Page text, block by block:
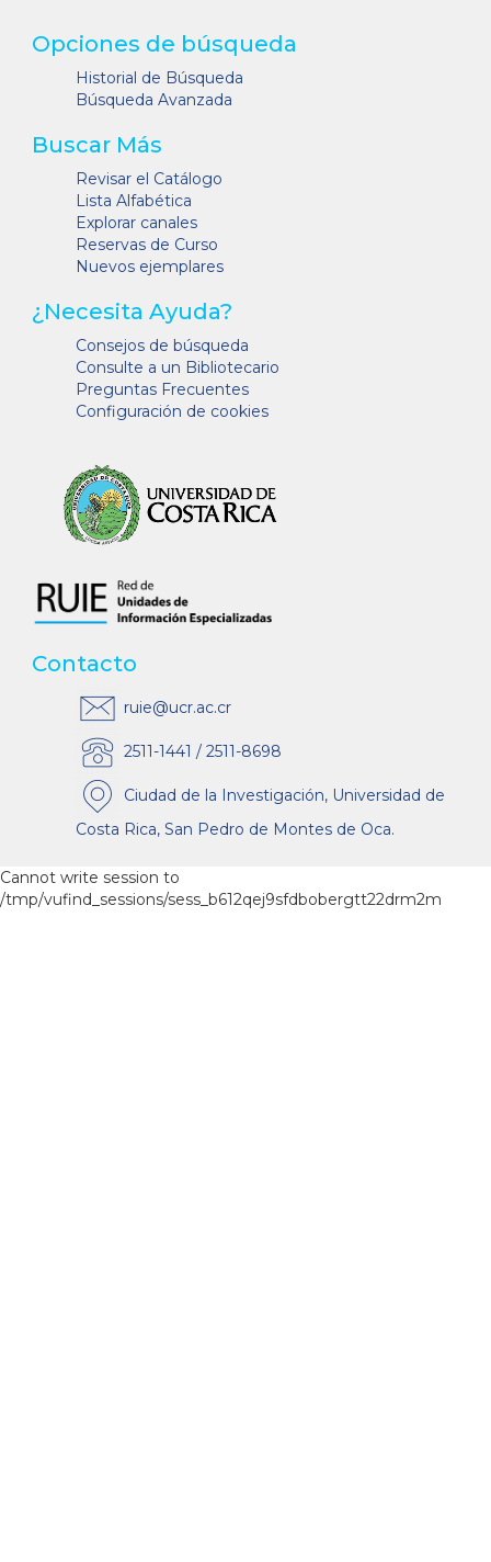
Opciones de búsqueda
Historial de Búsqueda
Búsqueda Avanzada
Buscar Más
Revisar el Catálogo
Lista Alfabética
Explorar canales
Reservas de Curso
Nuevos ejemplares
¿Necesita Ayuda?
Consejos de búsqueda
Consulte a un Bibliotecario
Preguntas Frecuentes
Configuración de cookies
Contacto
ruie@ucr.ac.cr
2511-1441 / 2511-8698
Ciudad de la Investigación, Universidad de
Costa Rica, San Pedro de Montes de Oca.
Cannot write session to
/tmp/vufind_sessions/sess_b612qej9sfdbobergtt22drm2m